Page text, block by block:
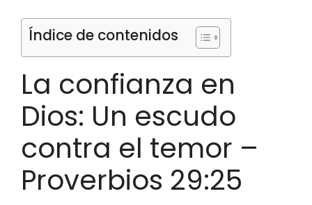
Índice de contenidos
La confianza en
Dios: Un escudo
contra el temor –
Proverbios 29:25